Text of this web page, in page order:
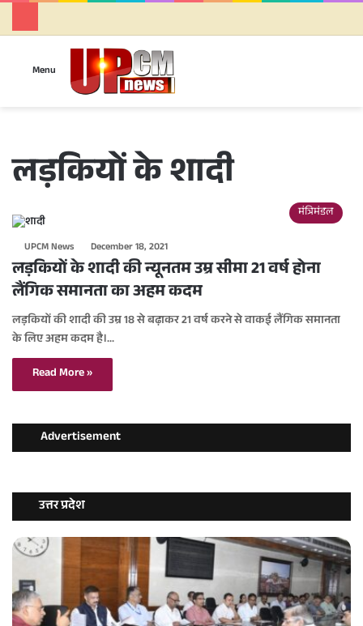
Menu
लड़कियों के शादी
मंत्रिमंडल
UPCM News December 18, 2021
लड़कियों के शादी की न्यूनतम उम्र सीमा 21 वर्ष होना
लैंगिक समानता का अहम कदम
लड़कियों की शादी की उम्र 18 से बढ़ाकर 21 वर्ष करने से वाकई लैंगिक समानता
के लिए अहम कदम है।…
Read More »
Advertisement
उत्तर प्रदेश